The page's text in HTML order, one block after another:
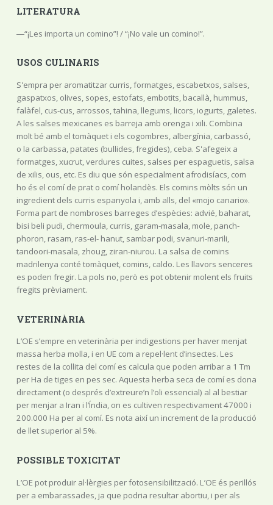
LITERATURA
―“¡Les importa un comino”! / “¡No vale un comino!”.
USOS CULINARIS
S'empra per aromatitzar curris, formatges, escabetxos, salses,
gaspatxos, olives, sopes, estofats, embotits, bacallà, hummus,
falàfel, cus-cus, arrossos, tahina, llegums, licors, iogurts, galetes.
A les salses mexicanes es barreja amb orenga i xili. Combina
molt bé amb el tomàquet i els cogombres, albergínia, carbassó,
o la carbassa, patates (bullides, fregides), ceba. S'afegeix a
formatges, xucrut, verdures cuites, salses per espaguetis, salsa
de xilis, ous, etc. Es diu que són especialment afrodisíacs, com
ho és el comí de prat o comí holandès. Els comins mòlts són un
ingredient dels curris espanyola i, amb alls, del «mojo canario».
Forma part de nombroses barreges d’espècies: advié, baharat,
bisi beli pudi, chermoula, curris, garam-masala, mole, panch-
phoron, rasam, ras-el- hanut, sambar podi, svanuri-marili,
tandoori-masala, zhoug, ziran-niurou. La salsa de comins
madrilenya conté tomàquet, comins, caldo. Les llavors senceres
es poden fregir. La pols no, però es pot obtenir molent els fruits
fregits prèviament.
VETERINÀRIA
L’OE s’empre en veterinària per indigestions per haver menjat
massa herba molla, i en UE com a repel·lent d’insectes. Les
restes de la collita del comí es calcula que poden arribar a 1 Tm
per Ha de tiges en pes sec. Aquesta herba seca de comí es dona
directament (o després d’extreure’n l’oli essencial) al al bestiar
per menjar a Iran i l’Índia, on es cultiven respectivament 47000 i
200.000 Ha per al comí. Es nota així un increment de la producció
de llet superior al 5%.
POSSIBLE TOXICITAT
L’OE pot produir al·lèrgies per fotosensibilització. L’OE és perillós
per a embarassades, ja que podria resultar abortiu, i per als